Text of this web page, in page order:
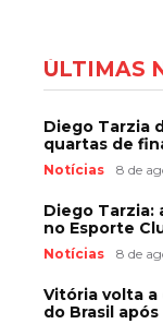
ÚLTIMAS
Diego Tarzia
quartas de
Notícias 8 de
Diego
no Esporte
Notícias 8 de
Vitória volta a
do Brasil após